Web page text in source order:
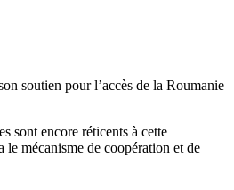
soutien pour l’accès de la Roumanie
sont encore réticents à cette
mécanisme de coopération et de